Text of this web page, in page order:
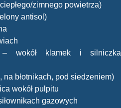
zimnego powietrza)
antisol)
– wokół klamek i silniczka
na błotnikach, pod siedzeniem)
wokół pulpitu
gazowych